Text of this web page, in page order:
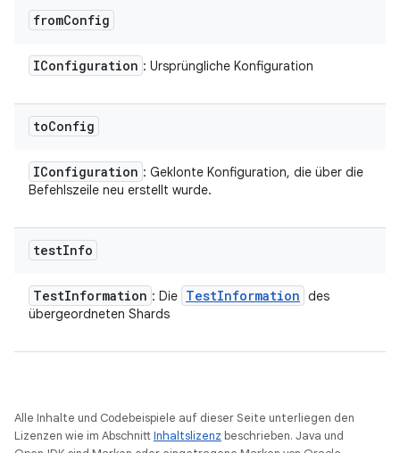
fromConfig
IConfiguration : Ursprüngliche Konfiguration
toConfig
IConfiguration : Geklonte Konfiguration, die über die
Befehlszeile neu erstellt wurde.
testInfo
TestInformation : Die TestInformation des
übergeordneten Shards
Alle Inhalte und Codebeispiele auf dieser Seite unterliegen den
Lizenzen wie im AbschnittInhaltslizenz beschrieben. Java und